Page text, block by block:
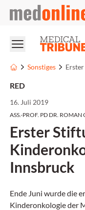
medonline
Sonstiges
RED
16. Juli 2019
ASS.-PROF. PD DR. ROMAN
Erster
Innsbruck
Ende Juni wurde die
Kinderonkologie der